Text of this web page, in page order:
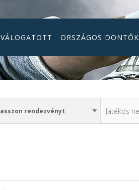
VÁLOGATOTT ORSZÁGOS DÖNTŐK